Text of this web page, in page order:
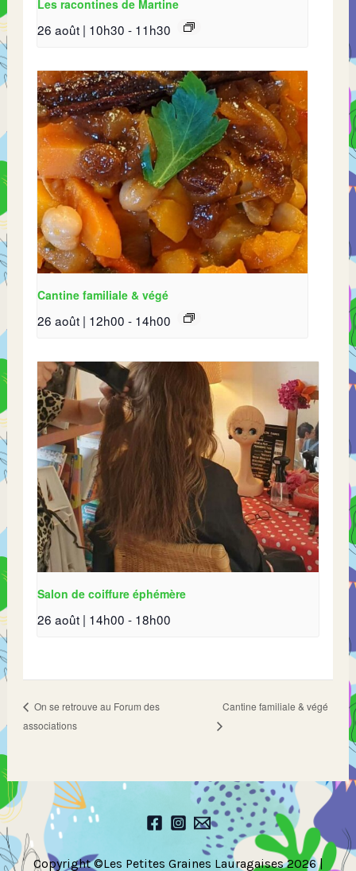
Les racontines de Martine
26 août | 10h30 - 11h30
Cantine familiale & végé
26 août | 12h00 - 14h00
Salon de coiffure éphémère
26 août | 14h00 - 18h00
On se retrouve au Forum des
associations
Cantine familiale & végé
Copyright ©Les Petites Graines Lauragaises 2026 |